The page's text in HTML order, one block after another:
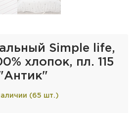
Simple life,
хлопок, пл. 115
(65 шт.)